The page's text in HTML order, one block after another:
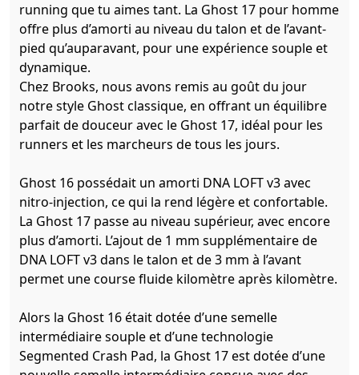
running que tu aimes tant. La Ghost 17 pour homme
offre plus d’amorti au niveau du talon et de l’avant-
pied qu’auparavant, pour une expérience souple et
dynamique.
Chez Brooks, nous avons remis au goût du jour
notre style Ghost classique, en offrant un équilibre
parfait de douceur avec le Ghost 17, idéal pour les
runners et les marcheurs de tous les jours.
Ghost 16 possédait un amorti DNA LOFT v3 avec
nitro-injection, ce qui la rend légère et confortable.
La Ghost 17 passe au niveau supérieur, avec encore
plus d’amorti. L’ajout de 1 mm supplémentaire de
DNA LOFT v3 dans le talon et de 3 mm à l’avant
permet une course fluide kilomètre après kilomètre.
Alors la Ghost 16 était dotée d’une semelle
intermédiaire souple et d’une technologie
Segmented Crash Pad, la Ghost 17 est dotée d’une